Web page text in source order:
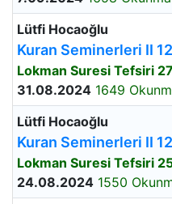
Lütfi Hocaoğlu
Kuran Seminerleri II
Lokman Suresi Tefsiri
31.08.2024 1649
Lütfi Hocaoğlu
Kuran Seminerleri II
Lokman Suresi Tefsiri
24.08.2024 1550